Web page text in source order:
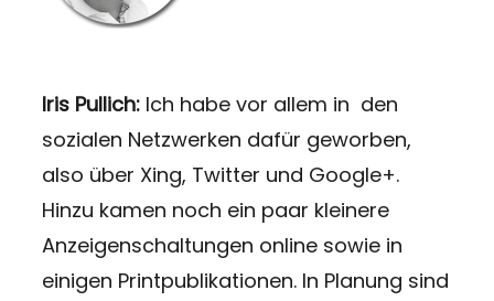
Iris Pullich:Ich habe vor allem in den
sozialen Netzwerken dafür geworben,
also über Xing, Twitter und Google+.
Hinzu kamen noch ein paar kleinere
Anzeigenschaltungen online sowie in
einigen Printpublikationen. In Planung sind